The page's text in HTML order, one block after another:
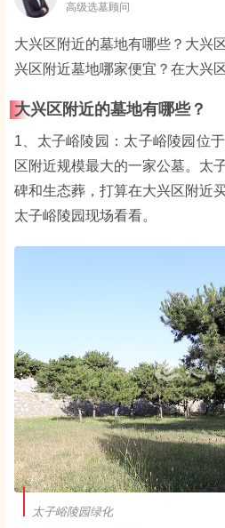
高级选墓顾问
大兴区附近的墓地有哪些？大兴
兴区附近墓地哪家便宜？在大兴
大兴区附近的墓地有哪些？
1、太子峪陵园：太子峪陵园位
区附近规模最大的一家公墓。太
碑和生态葬，打算在大兴区附近
太子峪陵园现场看看。
太子峪陵园绿化